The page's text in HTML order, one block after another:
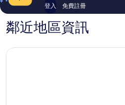
登入 免費註冊
鄰近地區資訊